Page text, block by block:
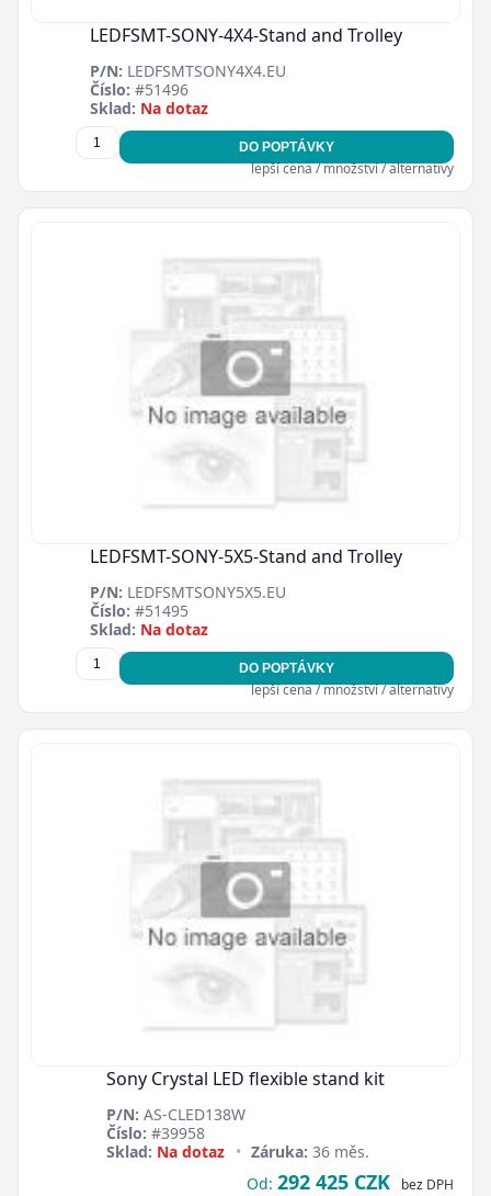
LEDFSMT-SONY-4X4-Stand and Trolley
P/N: LEDFSMTSONY4X4.EU
Číslo: #51496
Sklad: Na dotaz
DO POPTÁVKY
lepší cena / množství / alternativy
LEDFSMT-SONY-5X5-Stand and Trolley
P/N: LEDFSMTSONY5X5.EU
Číslo: #51495
Sklad: Na dotaz
DO POPTÁVKY
lepší cena / množství / alternativy
Sony Crystal LED flexible stand kit
P/N: AS-CLED138W
Číslo: #39958
Sklad: Na dotaz • Záruka: 36 měs.
Od: 292 425 CZK bez DPH